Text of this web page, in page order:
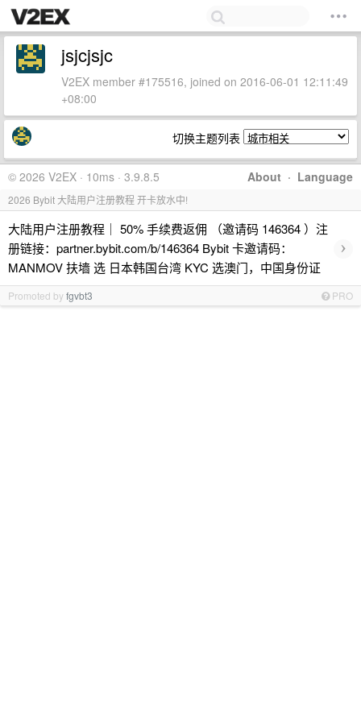
jsjcjsjc
V2EX member #175516, joined on 2016-06-01 12:11:49
+08:00
切换主题列表
About · Language
© 2026 V2EX · 10ms · 3.9.8.5
2026 Bybit 大陆用户注册教程 开卡放水中!
大陆用户注册教程｜ 50% 手续费返佣 （邀请码 146364 ）注
册链接：partner.bybit.com/b/146364 Bybit 卡邀请码：
MANMOV 扶墙 选 日本韩国台湾 KYC 选澳门，中国身份证
›
Promoted byfgvbt3 PRO